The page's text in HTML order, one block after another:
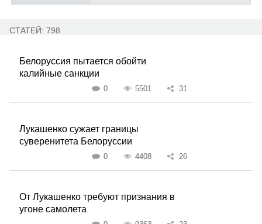
СТАТЕЙ: 798
Белоруссия пытается обойти
калийные санкции
0 5501 31
Лукашенко сужает границы
суверенитета Белоруссии
0 4408 26
От Лукашенко требуют признания в
угоне самолета